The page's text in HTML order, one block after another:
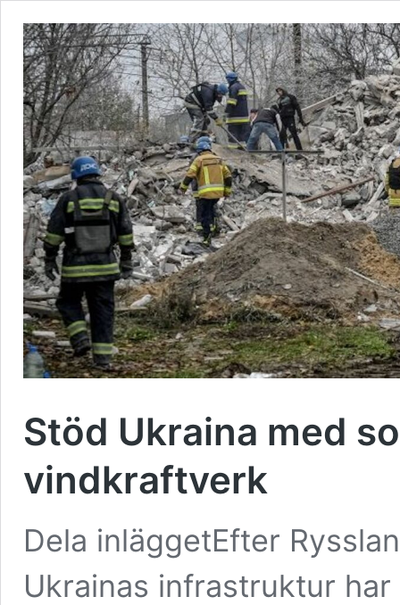
Stöd Ukraina med
vindkraftverk
Dela inläggetEfter
Ukrainas infrastruktur